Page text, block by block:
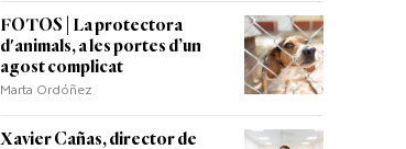
FOTOS | La protectora
d'animals, a les portes d’un
agost complicat
Marta Ordóñez
Xavier Cañas, director de